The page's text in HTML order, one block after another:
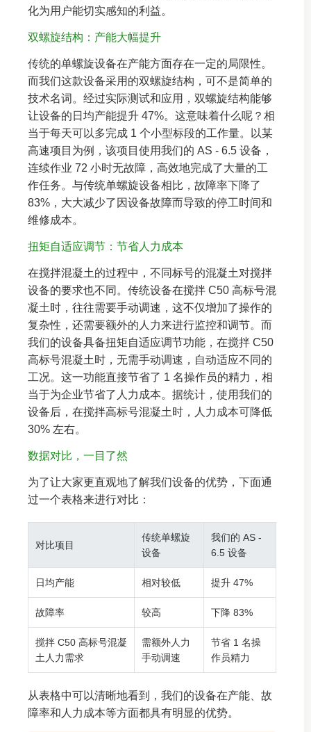
化为用户能切实感知的利益。
双螺旋结构：产能大幅提升
传统的单螺旋设备在产能方面存在一定的局限性。
而我们这款设备采用的双螺旋结构，可不是简单的
技术名词。经过实际测试和应用，双螺旋结构能够
让设备的日均产能提升 47%。这意味着什么呢？相
当于每天可以多完成 1 个小型标段的工作量。以某
高速项目为例，该项目使用我们的 AS - 6.5 设备，
连续作业 72 小时无故障，高效地完成了大量的工
作任务。与传统单螺旋设备相比，故障率下降了
83%，大大减少了因设备故障而导致的停工时间和
维修成本。
扭矩自适应调节：节省人力成本
在搅拌混凝土的过程中，不同标号的混凝土对搅拌
设备的要求也不同。传统设备在搅拌 C50 高标号混
凝土时，往往需要手动调速，这不仅增加了操作的
复杂性，还需要额外的人力来进行监控和调节。而
我们的设备具备扭矩自适应调节功能，在搅拌 C50
高标号混凝土时，无需手动调速，自动适应不同的
工况。这一功能直接节省了 1 名操作员的精力，相
当于为企业节省了人力成本。据统计，使用我们的
设备后，在搅拌高标号混凝土时，人力成本可降低
30% 左右。
数据对比，一目了然
为了让大家更直观地了解我们设备的优势，下面通
过一个表格来进行对比：
对比项目
传统单螺旋
设备
我们的 AS -
6.5 设备
日均产能 相对较低 提升 47%
故障率 较高 下降 83%
搅拌 C50 高标号混凝
土人力需求
需额外人力
手动调速
节省 1 名操
作员精力
从表格中可以清晰地看到，我们的设备在产能、故
障率和人力成本等方面都具有明显的优势。